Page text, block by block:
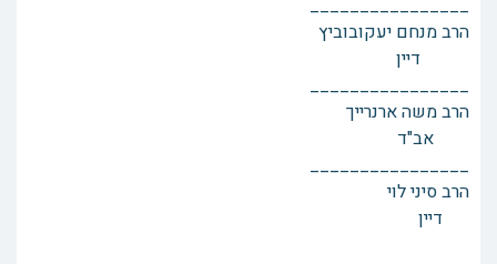
________________
הרב מנחם יעקובוביץ
דיין
________________
הרב משה ארנרייך
אב"ד
________________
הרב סיני לוי
דיין